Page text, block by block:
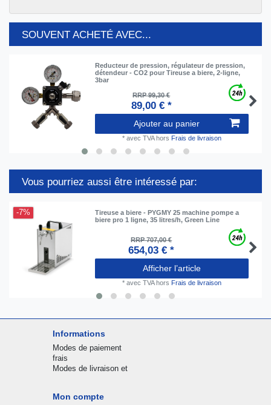
SOUVENT ACHETÉ AVEC...
Reducteur de pression, régulateur de pression,
détendeur - CO2 pour Tireuse a biere, 2-ligne,
3bar
RRP 99,30 €
89,00 € *
Ajouter au panier
* avec TVAhors Frais de livraison
Vous pourriez aussi être intéressé par:
-7%
Tireuse a biere - PYGMY 25 machine pompe a
biere pro 1 ligne, 35 litres/h, Green Line
RRP 707,00 €
654,03 € *
Afficher l’article
* avec TVAhors Frais de livraison
Informations
Modes de paiement
frais
Modes de livraison et
Mon compte